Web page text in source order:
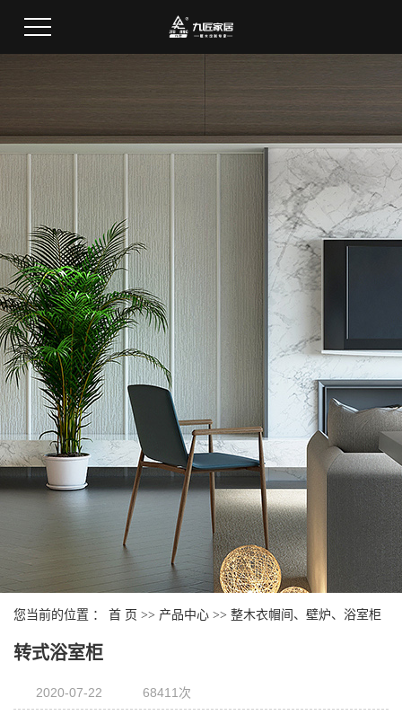
您当前的位置 ： 首 页 >> 产品中心 >> 整木衣帽间、壁炉、浴室柜
转式浴室柜
2020-07-22 68411次